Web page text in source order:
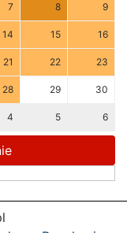
7 8 9
14 15 16
21 22 23
28 29 30
4 5 6